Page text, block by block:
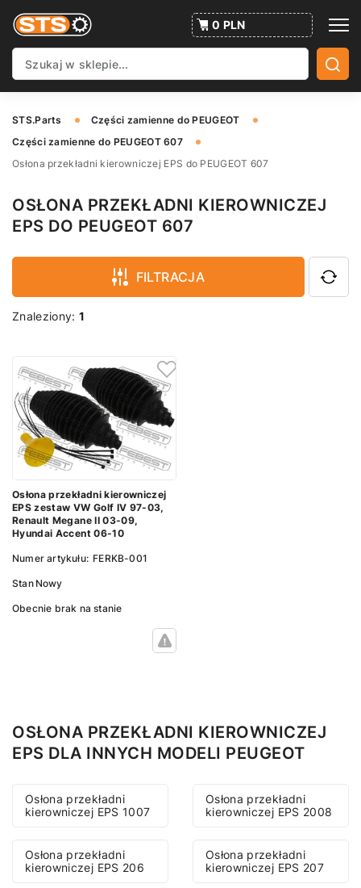
0 PLN
STS.Parts
Części zamienne do PEUGEOT
Części zamienne do PEUGEOT 607
Osłona przekładni kierowniczej EPS do PEUGEOT 607
OSŁONA PRZEKŁADNI KIEROWNICZEJ
EPS DO PEUGEOT 607
FILTRACJA
Znaleziony:1
Osłona przekładni kierowniczej
EPS zestaw VW Golf IV 97-03,
Renault Megane II 03-09,
Hyundai Accent 06-10
Numer artykułu: FERKB-001
Stan Nowy
Obecnie brak na stanie
OSŁONA PRZEKŁADNI KIEROWNICZEJ
EPS DLA INNYCH MODELI PEUGEOT
Osłona przekładni
kierowniczej EPS 1007
Osłona przekładni
kierowniczej EPS 2008
Osłona przekładni
kierowniczej EPS 206
Osłona przekładni
kierowniczej EPS 207